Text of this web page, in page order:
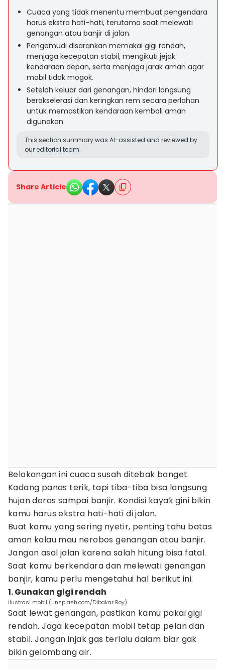
Cuaca yang tidak menentu membuat pengendara
harus ekstra hati-hati, terutama saat melewati
genangan atau banjir di jalan.
Pengemudi disarankan memakai gigi rendah,
menjaga kecepatan stabil, mengikuti jejak
kendaraan depan, serta menjaga jarak aman agar
mobil tidak mogok.
Setelah keluar dari genangan, hindari langsung
berakselerasi dan keringkan rem secara perlahan
untuk memastikan kendaraan kembali aman
digunakan.
This section summary was AI-assisted and reviewed by
our editorial team.
Share Article
Belakangan ini cuaca susah ditebak banget.
Kadang panas terik, tapi tiba-tiba bisa langsung
hujan deras sampai banjir. Kondisi kayak gini bikin
kamu harus ekstra hati-hati di jalan.
Buat kamu yang sering nyetir, penting tahu batas
aman kalau mau nerobos genangan atau banjir.
Jangan asal jalan karena salah hitung bisa fatal.
Saat kamu berkendara dan melewati genangan
banjir, kamu perlu mengetahui hal berikut ini.
1. Gunakan gigi rendah
ilustrasi mobil (unsplash.com/Dibakar Roy)
Saat lewat genangan, pastikan kamu pakai gigi
rendah. Jaga kecepatan mobil tetap pelan dan
stabil. Jangan injak gas terlalu dalam biar gak
bikin gelombang air.